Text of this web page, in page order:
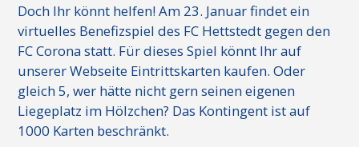
Doch Ihr könnt helfen! Am 23. Januar findet ein
virtuelles Benefizspiel des FC Hettstedt gegen den
FC Corona statt. Für dieses Spiel könnt Ihr auf
unserer Webseite Eintrittskarten kaufen. Oder
gleich 5, wer hätte nicht gern seinen eigenen
Liegeplatz im Hölzchen? Das Kontingent ist auf
1000 Karten beschränkt.